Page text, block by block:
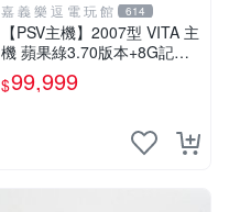
嘉 義 樂 逗 電 玩 館 614
【PSV主機】2007型 VITA 主
機 蘋果綠3.70版本+8G記憶
卡+螢幕保護貼【9成新】✪中
古二手✪嘉義樂逗電玩館
$99,999